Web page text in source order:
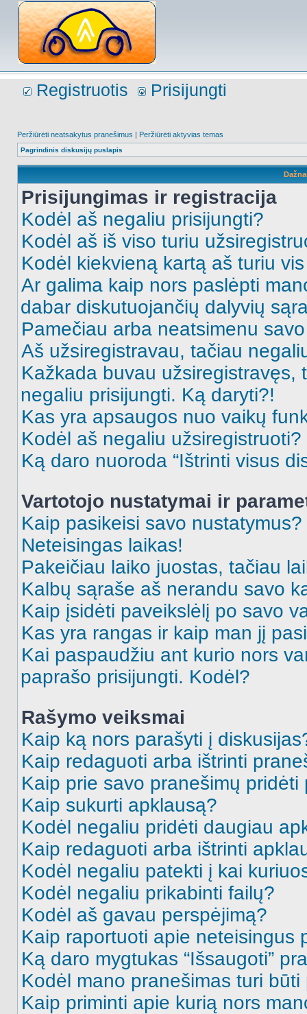
Registruotis Prisijungti
Peržiūrėti neatsakytus pranešimus | Peržiūrėti aktyvias temas
Pagrindinis diskusijų puslapis
Prisijungimas ir registracija
Kodėl aš negaliu prisijungti?
Kodėl aš iš viso turiu
Kodėl kiekvieną kartą aš turiu
Ar galima kaip nors paslėpti
dabar diskutuojančių dalyvių
Pamečiau arba neatsimenu
Aš užsiregistravau, tačiau
Kažkada buvau užsiregistravęs,
negaliu prisijungti. Ką daryti?!
Kas yra apsaugos nuo vaikų
Kodėl aš negaliu užsiregistruoti?
Ką daro nuoroda “Ištrinti visus
Vartotojo nustatymai ir
Kaip pasikeisi savo nustatymus?
Neteisingas laikas!
Pakeičiau laiko juostas, tačiau
Kalbų sąraše aš nerandu savo
Kaip įsidėti paveikslėlį po savo
Kas yra rangas ir kaip man jį
Kai paspaudžiu ant kurio nors
paprašo prisijungti. Kodėl?
Rašymo veiksmai
Kaip ką nors parašyti į
Kaip redaguoti arba ištrinti
Kaip prie savo pranešimų pridėti
Kaip sukurti apklausą?
Kodėl negaliu pridėti daugiau
Kaip redaguoti arba ištrinti
Kodėl negaliu patekti į kai
Kodėl negaliu prikabinti failų?
Kodėl aš gavau perspėjimą?
Kaip raportuoti apie neteisingus
Ką daro mygtukas “Išsaugoti”
Kodėl mano pranešimas turi būti
Kaip priminti apie kurią nors